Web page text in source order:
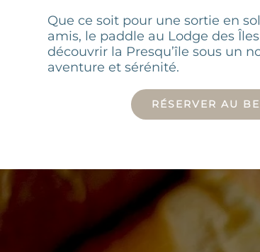
Que ce soit pour une sortie en
amis, le paddle au Lodge des
découvrir la Presqu’île sous un
aventure et sérénité.
RÉSERVER AU